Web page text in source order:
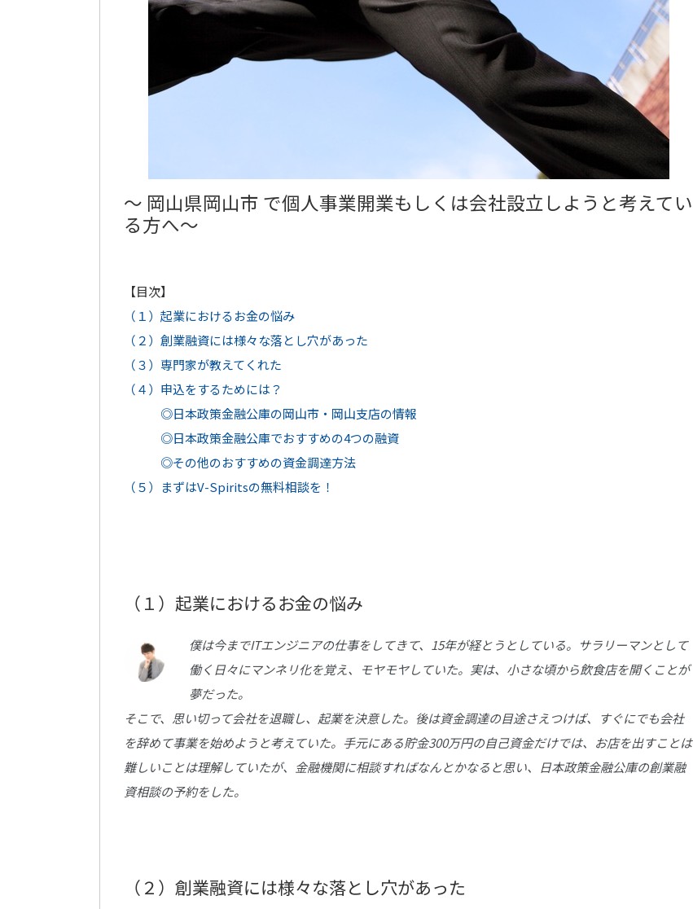
～ 岡山県岡山市 で個人事業開業もしくは会社設立しようと考えてい
る方へ～
【目次】
（１）起業におけるお金の悩み
（２）創業融資には様々な落とし穴があった
（３）専門家が教えてくれた
（４）申込をするためには？
◎日本政策金融公庫の岡山市・岡山支店の情報
◎日本政策金融公庫でおすすめの4つの融資
◎その他のおすすめの資金調達方法
（５）まずはV-Spiritsの無料相談を！
（１）起業におけるお金の悩み
僕は今までITエンジニアの仕事をしてきて、15年が経とうとしている。サラリーマンとして
働く日々にマンネリ化を覚え、モヤモヤしていた。実は、小さな頃から飲食店を開くことが
夢だった。
そこで、思い切って会社を退職し、起業を決意した。後は資金調達の目途さえつけば、すぐにでも会社
を辞めて事業を始めようと考えていた。手元にある貯金300万円の自己資金だけでは、お店を出すことは
難しいことは理解していたが、金融機関に相談すればなんとかなると思い、日本政策金融公庫の創業融
資相談の予約をした。
（２）創業融資には様々な落とし穴があった